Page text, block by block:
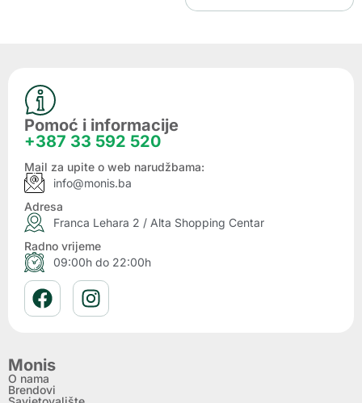
Pomoć i informacije
+387 33 592 520
Mail za upite o web narudžbama:
info@monis.ba
Adresa
Franca Lehara 2 / Alta Shopping Centar
Radno vrijeme
09:00h do 22:00h
Monis
O nama
Brendovi